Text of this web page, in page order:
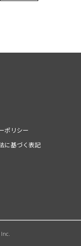
ポリシー
に基づく表記